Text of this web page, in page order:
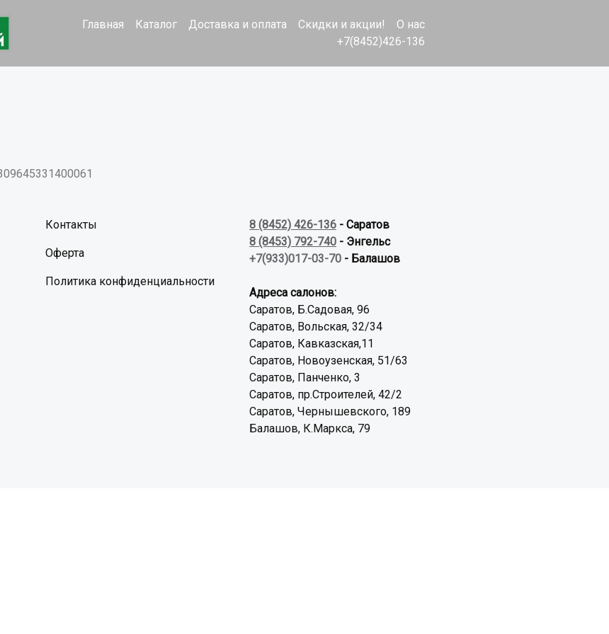
Главная Каталог Доставка и оплата Скидки и акции!
О нас
+7(8452)426-136
Контакты
Оферта
Политика конфиденциальности
8 (8452) 426-136- Саратов
8 (8453) 792-740- Энгельс
+7(933)017-03-70- Балашов
Адреса салонов:
Саратов, Б.Садовая, 96
Саратов, Вольская, 32/34
Саратов, Кавказская,11
Саратов, Новоузенская, 51/63
Саратов, Панченко, 3
Саратов, пр.Строителей, 42/2
Саратов, Чернышевского, 189
Балашов, К.Маркса, 79